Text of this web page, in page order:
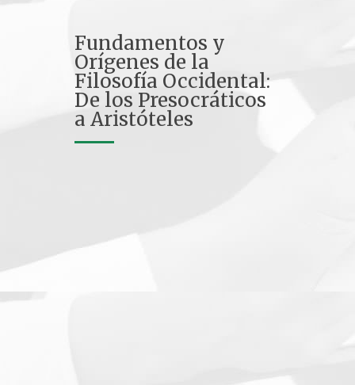
Fundamentos y
Orígenes de la
Filosofía Occidental:
De los Presocráticos
a Aristóteles